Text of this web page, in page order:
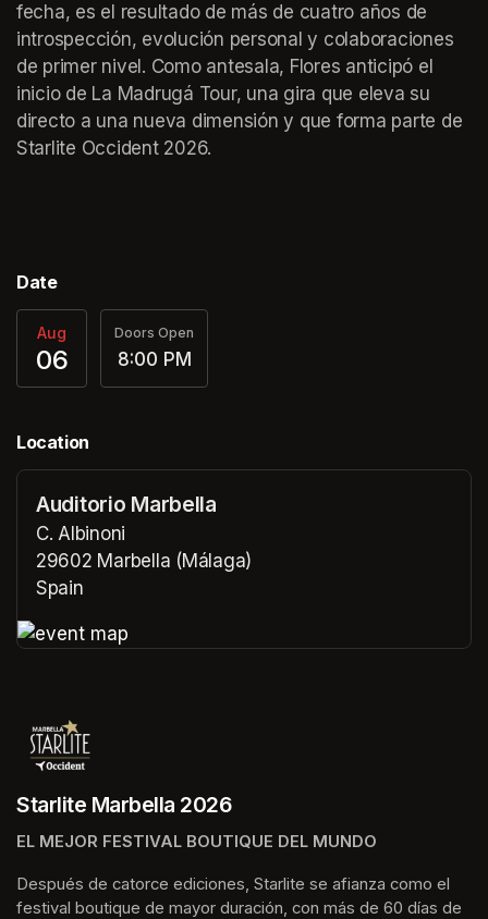
fecha, es el resultado de más de cuatro años de
introspección, evolución personal y colaboraciones
de primer nivel. Como antesala, Flores anticipó el
inicio de La Madrugá Tour, una gira que eleva su
directo a una nueva dimensión y que forma parte de
Starlite Occident 2026.
Date
Aug
06
Doors Open
8:00 PM
Location
Auditorio Marbella
C. Albinoni
29602 Marbella (Málaga)
Spain
Starlite Marbella 2026
EL MEJOR FESTIVAL BOUTIQUE DEL MUNDO
Después de catorce ediciones, Starlite se afianza como el
festival boutique de mayor duración, con más de 60 días de